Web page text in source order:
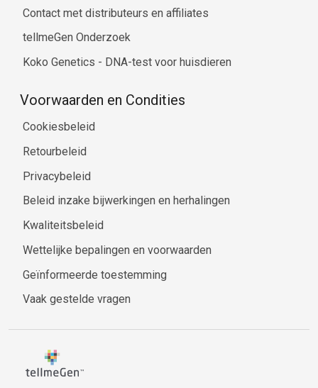
Contact met distributeurs en affiliates
tellmeGen Onderzoek
Koko Genetics - DNA-test voor huisdieren
Voorwaarden en Condities
Cookiesbeleid
Retourbeleid
Privacybeleid
Beleid inzake bijwerkingen en herhalingen
Kwaliteitsbeleid
Wettelijke bepalingen en voorwaarden
Geïnformeerde toestemming
Vaak gestelde vragen